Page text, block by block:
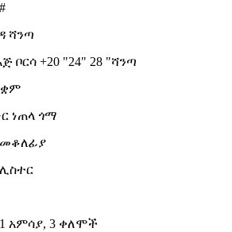
ሻንጣ
ቦርሳ +20 "24" 28 "ሻንጣ
ነጠላ ጎማ
1 አምሳያ, 3 ቀለሞች